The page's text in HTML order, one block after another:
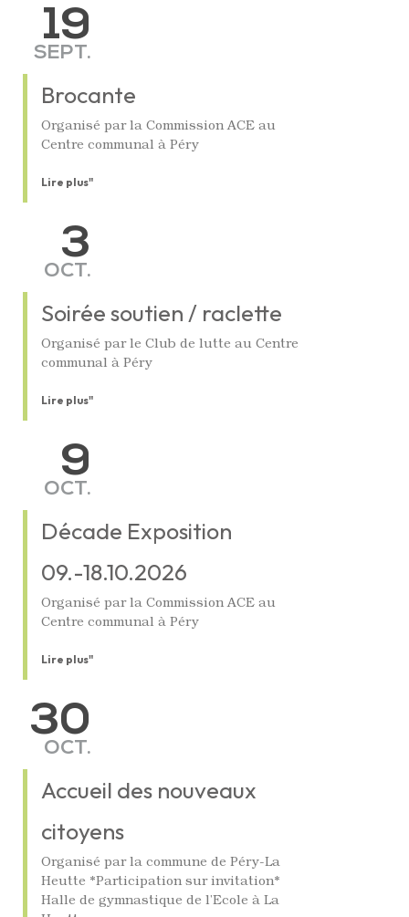
19
SEPT.
Brocante
Organisé par la Commission ACE au
Centre communal à Péry
Lire plus"
3
OCT.
Soirée soutien / raclette
Organisé par le Club de lutte au Centre
communal à Péry
Lire plus"
9
OCT.
Décade Exposition
09.-18.10.2026
Organisé par la Commission ACE au
Centre communal à Péry
Lire plus"
30
OCT.
Accueil des nouveaux
citoyens
Organisé par la commune de Péry-La
Heutte *Participation sur invitation*
Halle de gymnastique de l’Ecole à La